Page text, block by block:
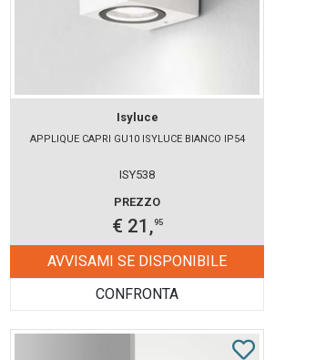
Isyluce
APPLIQUE CAPRI GU10 ISYLUCE BIANCO IP54
ISY538
PREZZO
€ 21,95
AVVISAMI SE DISPONIBILE
CONFRONTA